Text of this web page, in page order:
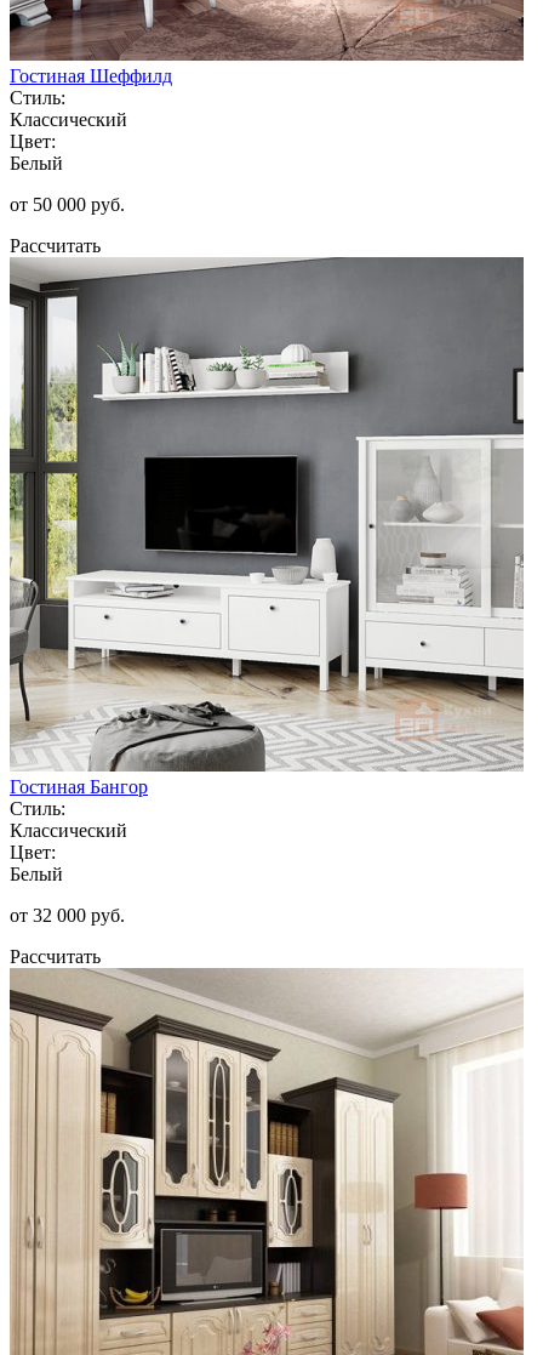
Гостиная Шеффилд
Стиль:
Классический
Цвет:
Белый
от 50 000 руб.
Рассчитать
Гостиная Бангор
Стиль:
Классический
Цвет:
Белый
от 32 000 руб.
Рассчитать